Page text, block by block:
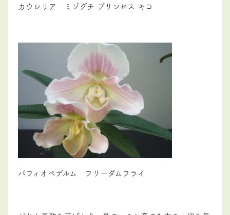
カウレリア ミゾグチ プリンセス キコ
パフィオペデルム フリーダムフライ